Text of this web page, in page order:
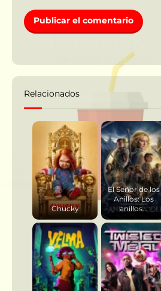
Relacionados
Chucky
El Señor de los
Anillos: Los
anillos...